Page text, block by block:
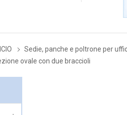
Sedie, panche e poltrone per
ovale con due braccioli